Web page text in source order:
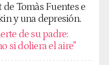
de Tomàs Fuentes e
y una depresión.
de su padre:
si doliera el aire"